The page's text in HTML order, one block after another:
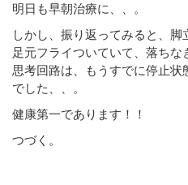
明日も早朝治療に、、。
しかし、振り返ってみると、脚
足元フライついていて、落ちな
思考回路は、もうすでに停止状
でした、、。
健康第一であります！！
つづく。